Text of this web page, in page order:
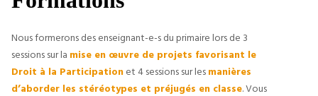
Nous formerons des enseignant-e-s du primaire lors de 3
sessions sur la mise en œuvre de projets favorisant le
Droit à la Participation et 4 sessions sur les manières
d’aborder les stéréotypes et préjugés en classe. Vous